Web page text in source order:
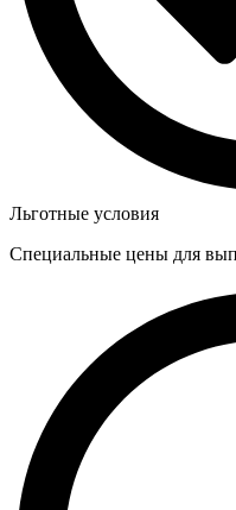
Льготные условия
Специальные цены для